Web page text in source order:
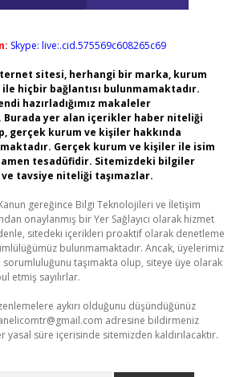
Skype: live:.cid.575569c608265c69
sitesi, herhangi bir marka, kurum
hiçbir bağlantısı bulunmamaktadır.
hazırladığımız makaleler
Burada yer alan içerikler haber niteliği
gerçek kurum ve kişiler hakkında
Gerçek kurum ve kişiler ile isim
tesadüfidir. Sitemizdeki bilgiler
tavsiye niteliği taşımazlar.
Kanun gereğince Bilgi Teknolojileri ve İletişim
onaylanmış bir Yer Sağlayıcı olarak hizmet
sitedeki içerikleri proaktif olarak denetleme
bulunmamaktadır. Ancak, üyelerimiz
sorumluluğunu taşımakta olup, siteye üye olarak
etmiş sayılırlar.
aykırı olduğunu düşündüğünüz
adresine bildirmeniz
yasal süre içerisinde sitemizden kaldırılacaktır.